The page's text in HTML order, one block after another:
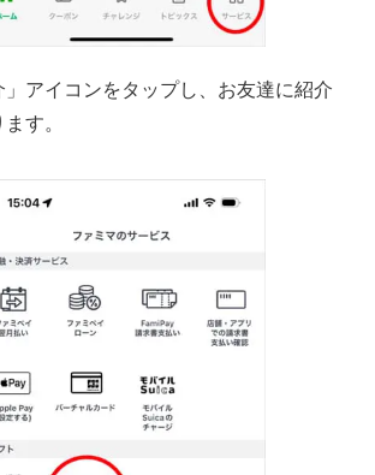
」アイコンをタップし、お友達に紹介
す。